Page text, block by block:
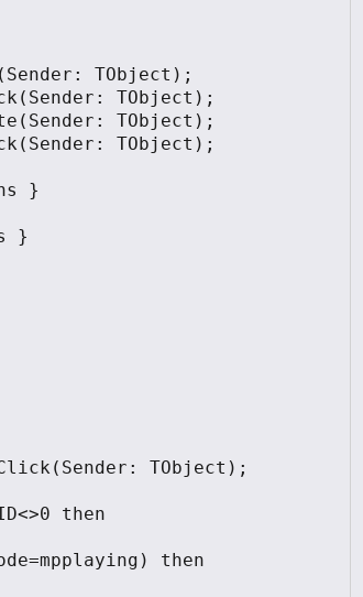
TObject);